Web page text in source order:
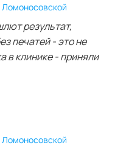
результат,
печатей - это не
в клинике - приняли